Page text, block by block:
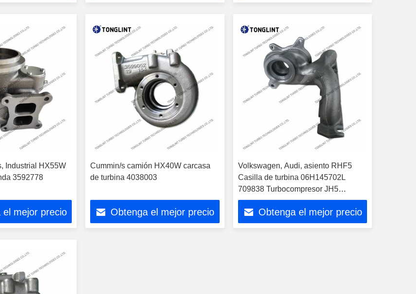
Industrial HX55W
3592778
el mejor precio
Cummin/s camión HX40W carcasa
de turbina 4038003
Obtenga el mejor precio
Volkswagen, Audi, asiento RHF5
Casilla de turbina 06H145702L
709838 Turbocompresor JH5
06H145702L
Obtenga el mejor precio